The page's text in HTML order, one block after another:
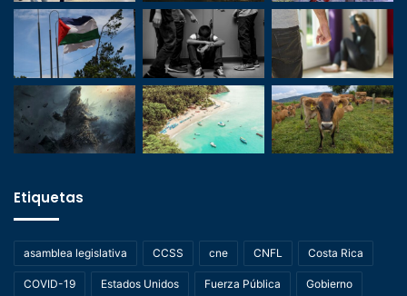
Etiquetas
asamblea legislativa CCSS cne CNFL Costa Rica
COVID-19 Estados Unidos Fuerza Pública Gobierno